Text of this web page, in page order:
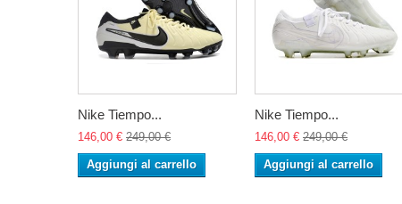
Nike Tiempo...
146,00 € 249,00 €
Aggiungi al carrello
Nike Tiempo...
146,00 € 249,00 €
Aggiungi al carrello